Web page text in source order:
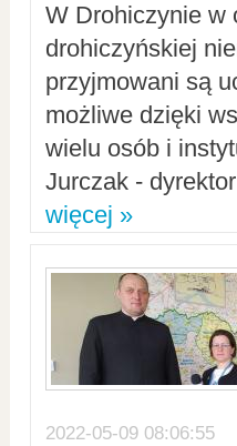
W Drohiczynie w
drohiczyńskiej
przyjmowani są
możliwe dzięki
wielu osób i
Jurczak -
więcej »
2022-05-09 08:06:55